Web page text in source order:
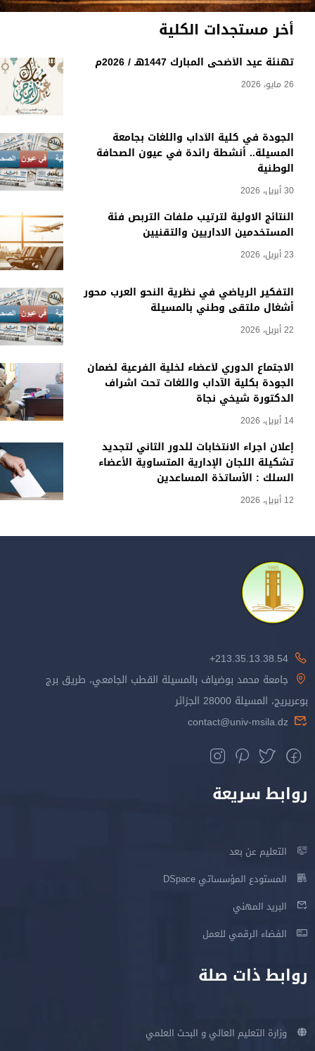
أخر مستجدات الكلية
تهنئة عيد الأضحى المبارك 1447هـ / 2026م
26 مايو، 2026
الجودة في كلية الآداب واللغات بجامعة
المسيلة.. أنشطة رائدة في عيون الصحافة
الوطنية
30 أبريل، 2026
النتائج الاولية لترتيب ملفات التربص فئة
المستخدمين الاداريين والتقنيين
23 أبريل، 2026
التفكير الرياضي في نظرية النحو العرب محور
أشغال ملتقى وطني بالمسيلة
22 أبريل، 2026
الاجتماع الدوري لأعضاء لخلية الفرعية لضمان
الجودة بكلية الآداب واللغات تحت اشراف
الدكتورة شيخي نجاة
14 أبريل، 2026
إعلان اجراء الانتخابات للدور الثاني لتجديد
تشكيلة اللجان الإدارية المتساوية الأعضاء
السلك : الأساتذة المساعدين
12 أبريل، 2026
213.35.13.38.54+
جامعة محمد بوضياف بالمسيلة القطب الجامعي، طريق برج
بوعريريج، المسيلة 28000 الجزائر
contact@univ-msila.dz
روابط سريعة
التعليم عن بعد
المستودع المؤسساتي DSpace
البريد المهني
الفضاء الرقمي للعمل
روابط ذات صلة
وزارة التعليم العالي و البحث العلمي